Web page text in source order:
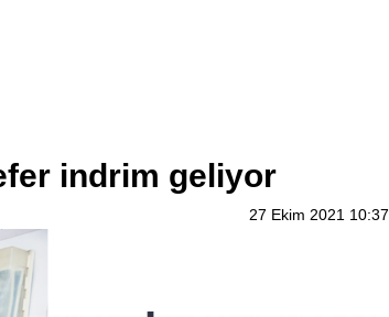
indrim geliyor
27 Ekim 2021 10:37